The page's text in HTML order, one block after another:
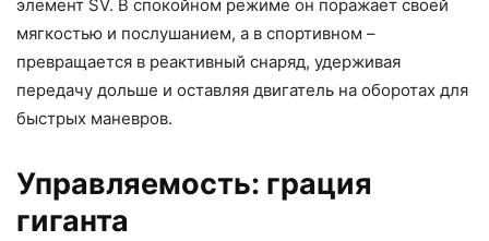
элемент SV. В спокойном режиме он поражает своей
мягкостью и послушанием, а в спортивном –
превращается в реактивный снаряд, удерживая
передачу дольше и оставляя двигатель на оборотах для
быстрых маневров.
Управляемость: грация
гиганта